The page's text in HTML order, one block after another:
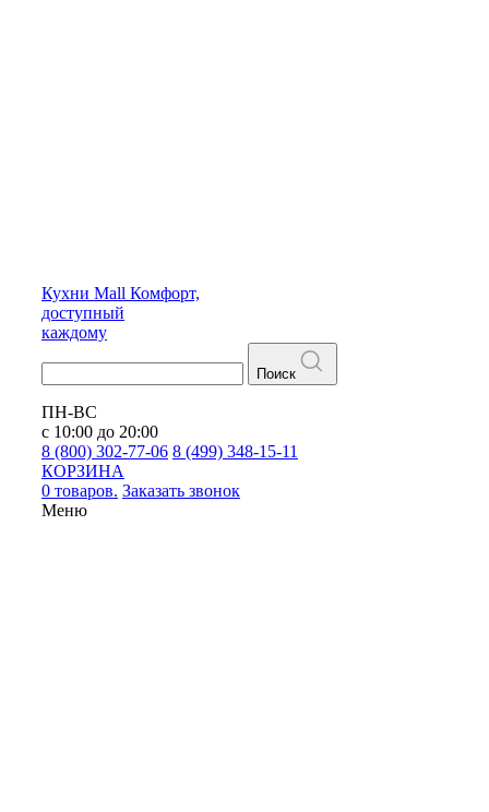
Кухни Mall Комфорт,
доступный
каждому
Поиск
ПН-ВС
с 10:00 до 20:00
8 (800) 302-77-06 8 (499) 348-15-11
КОРЗИНА
0 товаров. Заказать звонок
Меню